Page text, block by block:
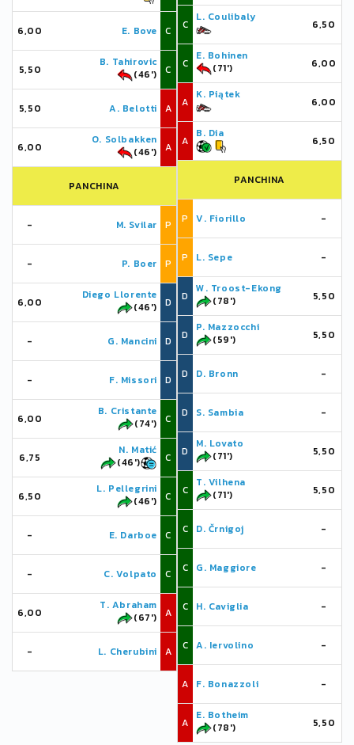
6,00 E. Bove C
5,50
B. Tahirovic
(46')
C
5,50 A. Belotti A
6,00
O. Solbakken
(46')
A
PANCHINA
- M. Svilar P
- P. Boer P
6,00
Diego Llorente
(46')
D
- G. Mancini D
- F. Missori D
6,00
B. Cristante
(74')
C
6,75
N. Matić
(46')
C
6,50
L. Pellegrini
(46')
C
- E. Darboe C
- C. Volpato C
6,00
T. Abraham
(67')
A
- L. Cherubini A
C
L. Coulibaly
6,50
C
E. Bohinen
(71')
6,00
A
K. Piątek
6,00
A
B. Dia
6,50
PANCHINA
P V. Fiorillo -
P L. Sepe -
D
W. Troost-Ekong
(78')
5,50
D
P. Mazzocchi
(59')
5,50
D D. Bronn -
D S. Sambia -
D
M. Lovato
(71')
5,50
C
T. Vilhena
(71')
5,50
C D. Črnigoj -
C G. Maggiore -
C H. Caviglia -
C A. Iervolino -
A F. Bonazzoli -
A
E. Botheim
(78')
5,50